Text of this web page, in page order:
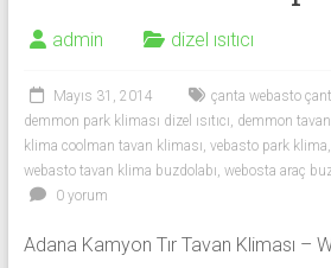
admin dizel ısıtıcı
Mayıs 31, 2014 çanta webasto
demmon park kliması dizel ısıtıcı demmon
klima coolman tavan kliması vebasto park klima
webasto tavan klima buzdolabı webosta araç
0 yorum
Adana Kamyon Tır Tavan Kliması –